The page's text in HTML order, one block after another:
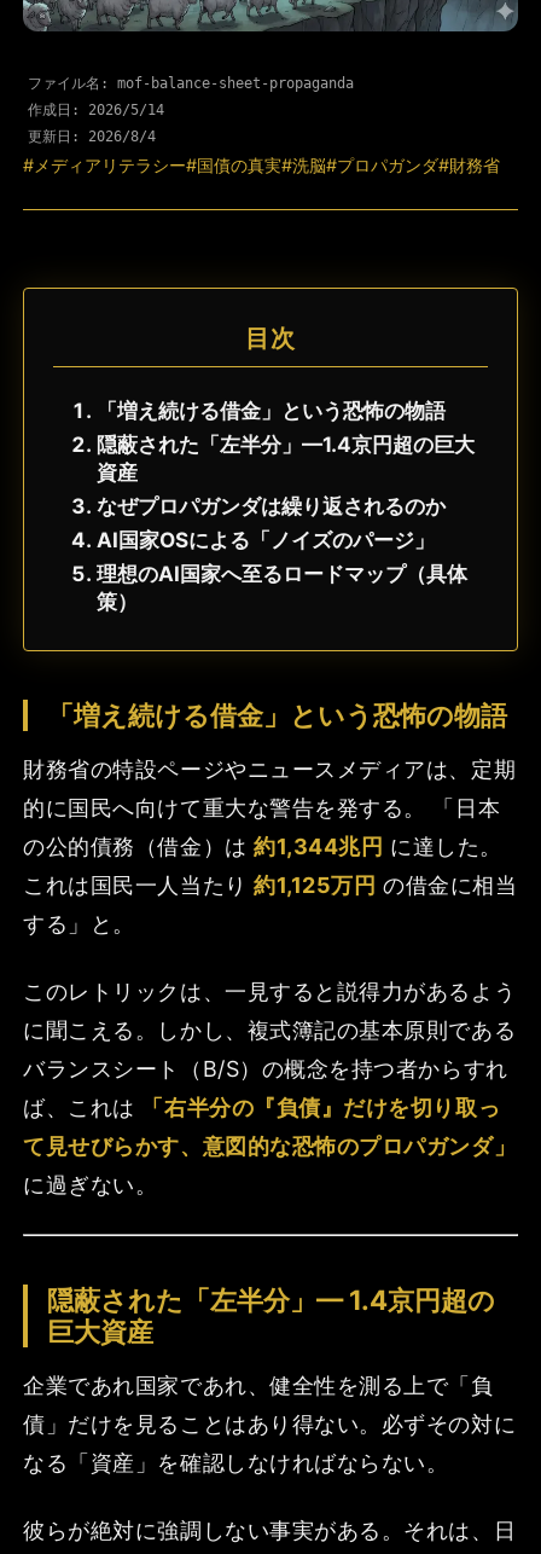
ファイル名: mof-balance-sheet-propaganda
作成日: 2026/5/14
更新日: 2026/8/4
#メディアリテラシー#国債の真実#洗脳#プロパガンダ#財務省
目次
「増え続ける借金」という恐怖の物語
隠蔽された「左半分」—1.4京円超の巨大
資産
なぜプロパガンダは繰り返されるのか
AI国家OSによる「ノイズのパージ」
理想のAI国家へ至るロードマップ（具体
策）
「増え続ける借金」という恐怖の物語
財務省の特設ページやニュースメディアは、定期
的に国民へ向けて重大な警告を発する。 「日本
の公的債務（借金）は約1,344兆円 に達した。
これは国民一人当たり約1,125万円 の借金に相当
する」と。
このレトリックは、一見すると説得力があるよう
に聞こえる。しかし、複式簿記の基本原則である
バランスシート（B/S）の概念を持つ者からすれ
ば、これは
「右半分の『負債』だけを切り取っ
て見せびらかす、意図的な恐怖のプロパガンダ」
に過ぎない。
隠蔽された「左半分」— 1.4京円超の
巨大資産
企業であれ国家であれ、健全性を測る上で「負
債」だけを見ることはあり得ない。必ずその対に
なる「資産」を確認しなければならない。
彼らが絶対に強調しない事実がある。それは、日